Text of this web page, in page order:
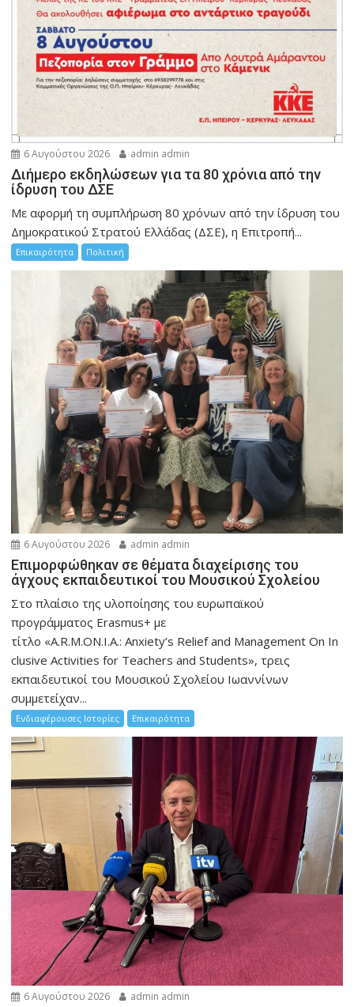
6 Αυγούστου 2026 admin admin
Διήμερο εκδηλώσεων για τα 80 χρόνια από την
ίδρυση του ΔΣΕ
Με αφορμή τη συμπλήρωση 80 χρόνων από την ίδρυση του
Δημοκρατικού Στρατού Ελλάδας (ΔΣΕ), η Επιτροπή...
Επικαιρότητα Πολιτική
6 Αυγούστου 2026 admin admin
Eπιμορφώθηκαν σε θέματα διαχείρισης του
άγχους εκπαιδευτικοί του Μουσικού Σχολείου
Στο πλαίσιο της υλοποίησης του ευρωπαϊκού
προγράμματος Erasmus+ με
τίτλο «A.R.M.ON.I.A.: Anxiety’s Relief and Management On In
clusive Activities for Teachers and Students», τρεις
εκπαιδευτικοί του Μουσικού Σχολείου Ιωαννίνων
συμμετείχαν...
Ενδιαφέρουσες Ιστορίες Επικαιρότητα
6 Αυγούστου 2026 admin admin